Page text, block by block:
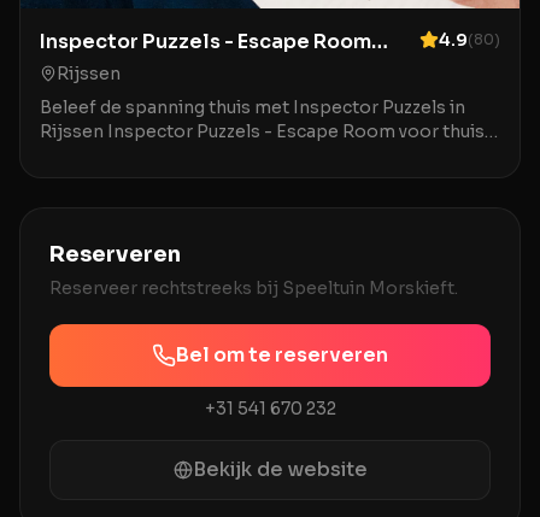
Inspector Puzzels - Escape Room
voor thuis
4.9(80)
Rijssen
Beleef de spanning thuis met Inspector Puzzels in
Rijssen Inspector Puzzels - Escape Room voor thuis
Reserveren
Reserveer rechtstreeks bij Speeltuin Morskieft
Bel om te reserveren
+31 541 670 232
Bekijk de website